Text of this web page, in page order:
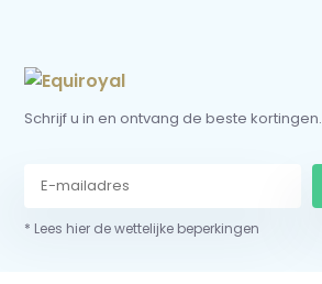
Schrijf u in en ontvang de beste kortingen.
* Lees hier de wettelijke beperkingen